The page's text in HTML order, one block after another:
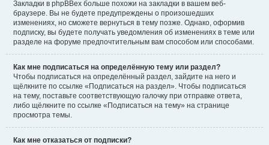
Закладки в phpBBex больше похожи на закладки в вашем веб-
браузере. Вы не будете предупреждены о произошедших
изменениях, но сможете вернуться в тему позже. Однако, оформив
подписку, вы будете получать уведомления об изменениях в теме или
разделе на форуме предпочтительным вам способом или способами.
Как мне подписаться на определённую тему или раздел?
Чтобы подписаться на определённый раздел, зайдите на него и
щёлкните по ссылке «Подписаться на раздел». Чтобы подписаться
на тему, поставьте соответствующую галочку при отправке ответа,
либо щёлкните по ссылке «Подписаться на тему» на странице
просмотра темы.
Как мне отказаться от подписки?